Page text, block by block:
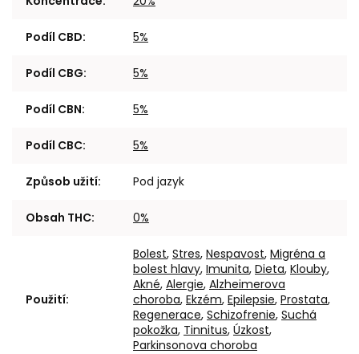
Podíl CBD: 5%
Podíl CBG: 5%
Podíl CBN: 5%
Podíl CBC: 5%
Způsob užití: Pod jazyk
Obsah THC: 0%
Použití:
Bolest, Stres, Nespavost, Migréna a
bolest hlavy, Imunita, Dieta, Klouby,
Akné, Alergie, Alzheimerova
choroba, Ekzém, Epilepsie, Prostata,
Regenerace, Schizofrenie, Suchá
pokožka, Tinnitus, Úzkost,
Parkinsonova choroba